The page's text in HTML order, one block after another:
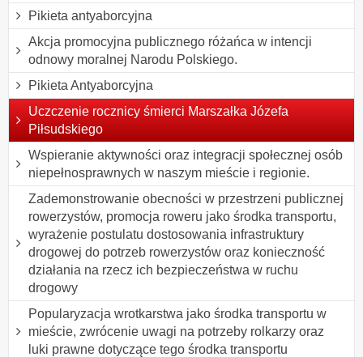
Pikieta antyaborcyjna
Akcja promocyjna publicznego różańca w intencji
odnowy moralnej Narodu Polskiego.
Pikieta Antyaborcyjna
Uczczenie rocznicy śmierci Marszałka Józefa
Piłsudskiego
Wspieranie aktywności oraz integracji społecznej osób
niepełnosprawnych w naszym mieście i regionie.
Zademonstrowanie obecności w przestrzeni publicznej
rowerzystów, promocja roweru jako środka transportu,
wyrażenie postulatu dostosowania infrastruktury
drogowej do potrzeb rowerzystów oraz konieczność
działania na rzecz ich bezpieczeństwa w ruchu
drogowy
Popularyzacja wrotkarstwa jako środka transportu w
mieście, zwrócenie uwagi na potrzeby rolkarzy oraz
luki prawne dotyczące tego środka transportu